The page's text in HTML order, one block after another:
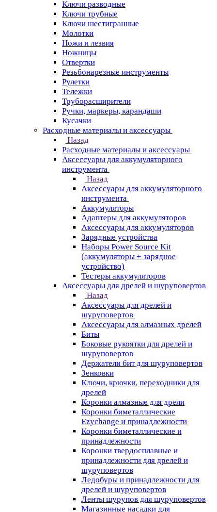
Ключи разводные
Ключи трубные
Ключи шестигранные
Молотки
Ножи и лезвия
Ножницы
Отвертки
Резьбонарезные инструменты
Рулетки
Тележки
Труборасширители
Ручки, маркеры, карандаши
Кусачки
Расходные материалы и аксессуары
Назад
Расходные материалы и аксессуары
Аксессуары для аккумуляторного
инструмента
Назад
Аксессуары для аккумуляторного
инструмента
Aккумуляторы
Адаптеры для аккумуляторов
Аксессуары для аккумуляторов
Зарядные устройства
Наборы Power Source Kit
(аккумуляторы + зарядное
устройство)
Тестеры аккумуляторов
Аксессуары для дрелей и шуруповертов
Назад
Аксессуары для дрелей и
шуруповертов
Аксессуары для алмазных дрелей
Биты
Боковые рукоятки для дрелей и
шуруповертов
Держатели бит для шуруповертов
Зенковки
Ключи, крючки, переходники для
дрелей
Коронки алмазные для дрели
Коронки биметаллические
Ezychange и принадлежности
Коронки биметаллические и
принадлежности
Коронки твердосплавные и
принадлежности для дрелей и
шуруповертов
Ледобуры и принадлежности для
дрелей и шуруповертов
Ленты шурупов для шуруповертов
Магазинные насадки для